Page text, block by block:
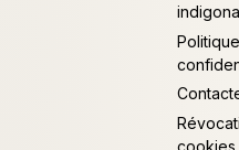
cookies